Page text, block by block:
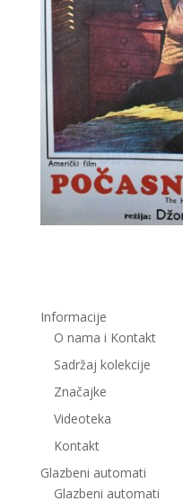
Informacije
O nama i Kontakt
Sadržaj kolekcije
Značajke
Videoteka
Kontakt
Glazbeni automati
Glazbeni automati